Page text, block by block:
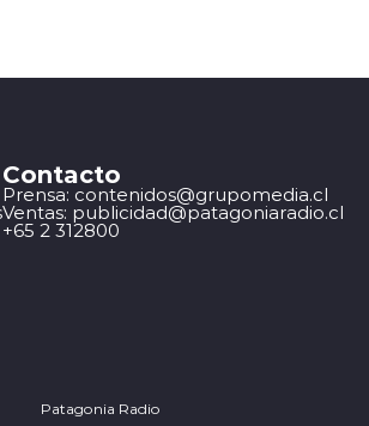
Contacto
Prensa: contenidos@grupomedia.cl
Ventas: publicidad@patagoniaradio.cl
+65 2 312800
Patagonia Radio